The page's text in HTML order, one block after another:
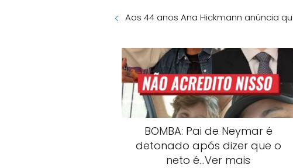
Aos 44 anos Ana Hickmann anúncia
BOMBA: Pai de Neymar é
detonado após dizer que o
neto é…Ver mais